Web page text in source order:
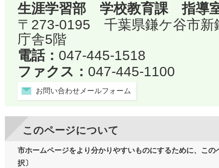
生涯学習部 学校教育課 指導
〒273-0195 千葉県鎌ケ谷市
庁舎5階
電話： 047-445-1518
ファクス： 047-445-1100
お問い合わせメールフォーム
このページについて
市ホームページをより分かりやすいものにするために、こ
択〕